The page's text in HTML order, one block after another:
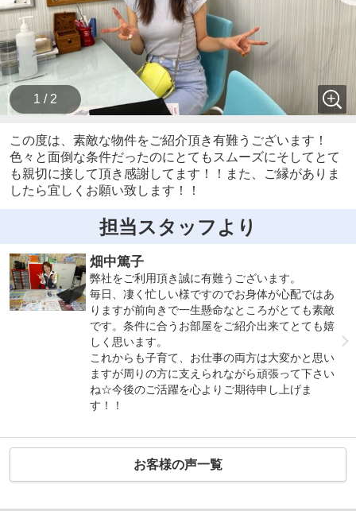
1 / 2
この度は、素敵な物件をご紹介頂き有難うございます！
色々と面倒な条件だったのにとてもスムーズにそしてとて
も親切に接して頂き感謝してます！！また、ご縁がありま
したら宜しくお願い致します！！
担当スタッフより
畑中篤子
弊社をご利用頂き誠に有難うございます。
毎日、凄く忙しい様ですのでお身体が心配ではあ
りますが前向きで一生懸命なところがとても素敵
です。条件に合うお部屋をご紹介出来てとても嬉
しく思います。
これからも子育て、お仕事の両方は大変かと思い
ますが周りの方に支えられながら頑張って下さい
ね☆今後のご活躍を心よりご期待申し上げま
す！！
お客様の声一覧